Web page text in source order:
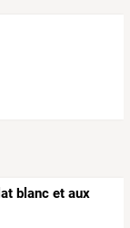
blanc et aux